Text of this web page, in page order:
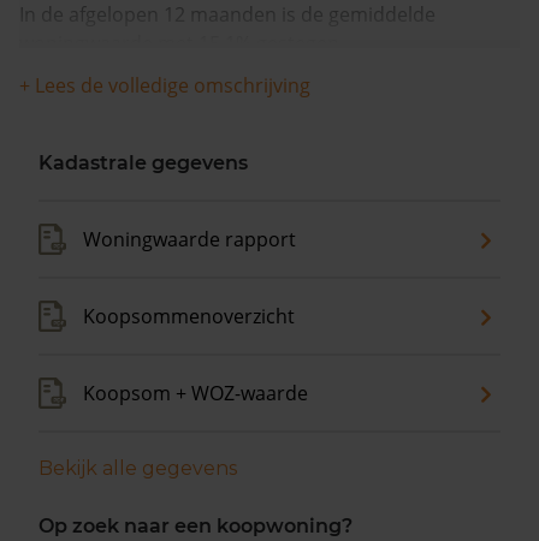
In de afgelopen 12 maanden is de gemiddelde
+ Lees de volledige omschrijving
Kadastrale gegevens
Woningwaarde rapport
Koopsommenoverzicht
Koopsom + WOZ-waarde
Bekijk alle gegevens
Op zoek naar een koopwoning?